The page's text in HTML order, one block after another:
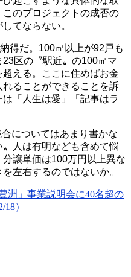
のプロジェクトの成否の
てならない。
得だ。 100㎡以上が92 戸も
23区の〝駅近〟の100㎡マ
える。ここに住めばお金
ることができることを訴
「人生は愛」「記事はラ
合についてはあまり書かな
人は有明なども含めて悩
分譲単価は100万円以上異な
左右するのではないか。
洲」事業説明会に40名超の
）